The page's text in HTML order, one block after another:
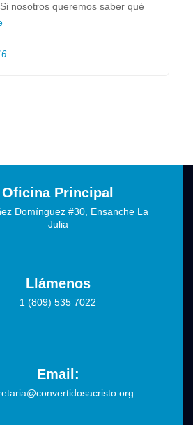
nosotros queremos saber qué
Oficina Principal
Domínguez #30, Ensanche La
Julia
Llámenos
1 (809) 535 7022
Email: